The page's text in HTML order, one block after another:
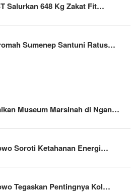
Salurkan 648 Kg Zakat Fit…
Sumenep Santuni Ratus…
Museum Marsinah di Ngan…
Soroti Ketahanan Energi…
Tegaskan Pentingnya Kol…